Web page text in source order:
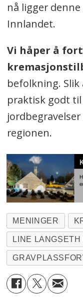
nå ligger
Innlandet.
Vi håper å
befolkning.
praktisk godt
regionen.
MENINGER
LINE LANGSETH